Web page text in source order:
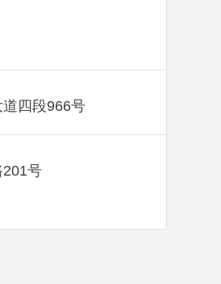
四段966号
号